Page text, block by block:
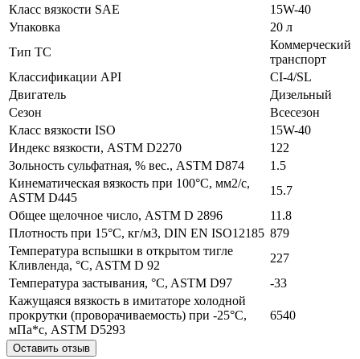
Класс вязкости SAE
15W-40
Упаковка
20 л
Тип ТС
Коммерческий
транспорт
Классификации API
CI-4/SL
Двигатель
Дизельный
Сезон
Всесезон
Класс вязкости ISO
15W-40
Индекс вязкости, ASTM D2270
122
Зольность сульфатная, % вес., ASTM D874
1.5
Кинематическая вязкость при 100°C, мм2/с,
ASTM D445
15.7
Общее щелочное число, ASTM D 2896
11.8
Плотность при 15°C, кг/м3, DIN EN ISO12185 879
Температура вспышки в открытом тигле
Кливленда, °C, ASTM D 92
227
Температура застывания, °C, ASTM D97
-33
Кажущаяся вязкость в имитаторе холодной
прокрутки (проворачиваемость) при -25°С,
мПа*с, ASTM D5293
6540
Оставить отзыв